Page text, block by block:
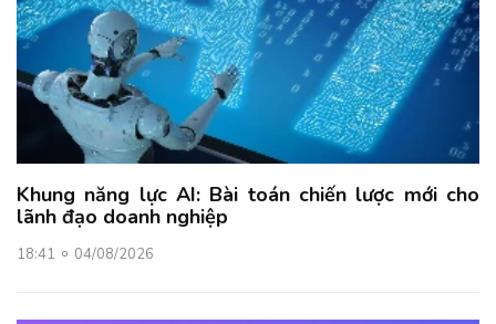
Khung năng lực AI: Bài toán chiến lược mới cho
lãnh đạo doanh nghiệp
18:41 04/08/2026